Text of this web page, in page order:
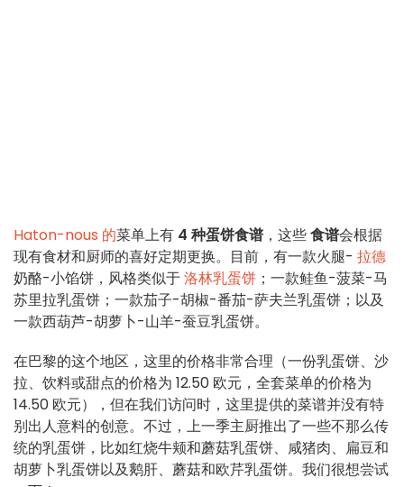
Haton-nous 的菜单上有 4 种蛋饼食谱，这些食谱会根据
现有食材和厨师的喜好定期更换。目前，有一款火腿- 拉德
奶酪-小馅饼，风格类似于洛林乳蛋饼 ；一款鲑鱼-菠菜-马
苏里拉乳蛋饼；一款茄子-胡椒-番茄-萨夫兰乳蛋饼；以及
一款西葫芦-胡萝卜-山羊-蚕豆乳蛋饼。
在巴黎的这个地区，这里的价格非常合理（一份乳蛋饼、沙
拉、饮料或甜点的价格为 12.50 欧元，全套菜单的价格为
14.50 欧元），但在我们访问时，这里提供的菜谱并没有特
别出人意料的创意。不过，上一季主厨推出了一些不那么传
统的乳蛋饼，比如红烧牛颊和蘑菇乳蛋饼、咸猪肉、扁豆和
胡萝卜乳蛋饼以及鹅肝、蘑菇和欧芹乳蛋饼。我们很想尝试